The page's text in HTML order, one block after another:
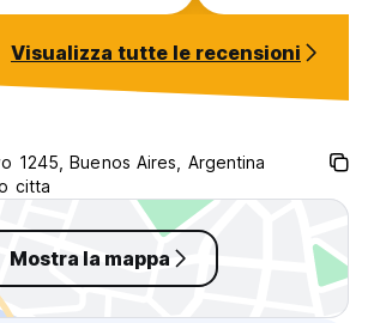
molte attività
perfetta,pieno
Aires.
concerns the
padlock. During
backpack,
couldn’t do
writing this just
other travelers...
Visualizza tutte le recensioni
1245, Buenos Aires, Argentina
citta
Mostra la mappa